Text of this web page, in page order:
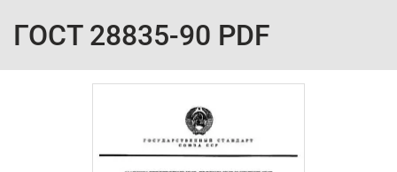
ГОСТ 28835-90 PDF